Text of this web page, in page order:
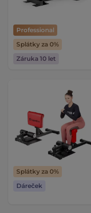
Professional
Splátky za 0%
Záruka 10 let
Splátky za 0%
Dáreček